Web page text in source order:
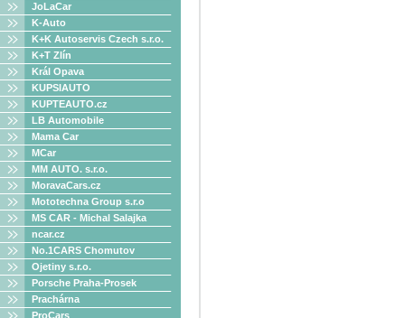
JoLaCar
K-Auto
K+K Autoservis Czech s.r.o.
K+T Zlín
Král Opava
KUPSIAUTO
KUPTEAUTO.cz
LB Automobile
Mama Car
MCar
MM AUTO. s.r.o.
MoravaCars.cz
Mototechna Group s.r.o
MS CAR - Michal Salajka
ncar.cz
No.1CARS Chomutov
Ojetiny s.r.o.
Porsche Praha-Prosek
Prachárna
ProCars